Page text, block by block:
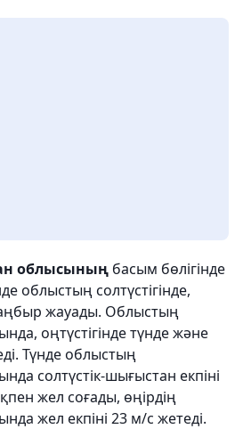
облысының басым бөлігінде
облыстың солтүстігінде,
жауады. Облыстың
оңтүстігінде түнде және
Түнде облыстың
солтүстік-шығыстан екпіні
жел соғады, өңірдің
жел екпіні 23 м/с жетеді.